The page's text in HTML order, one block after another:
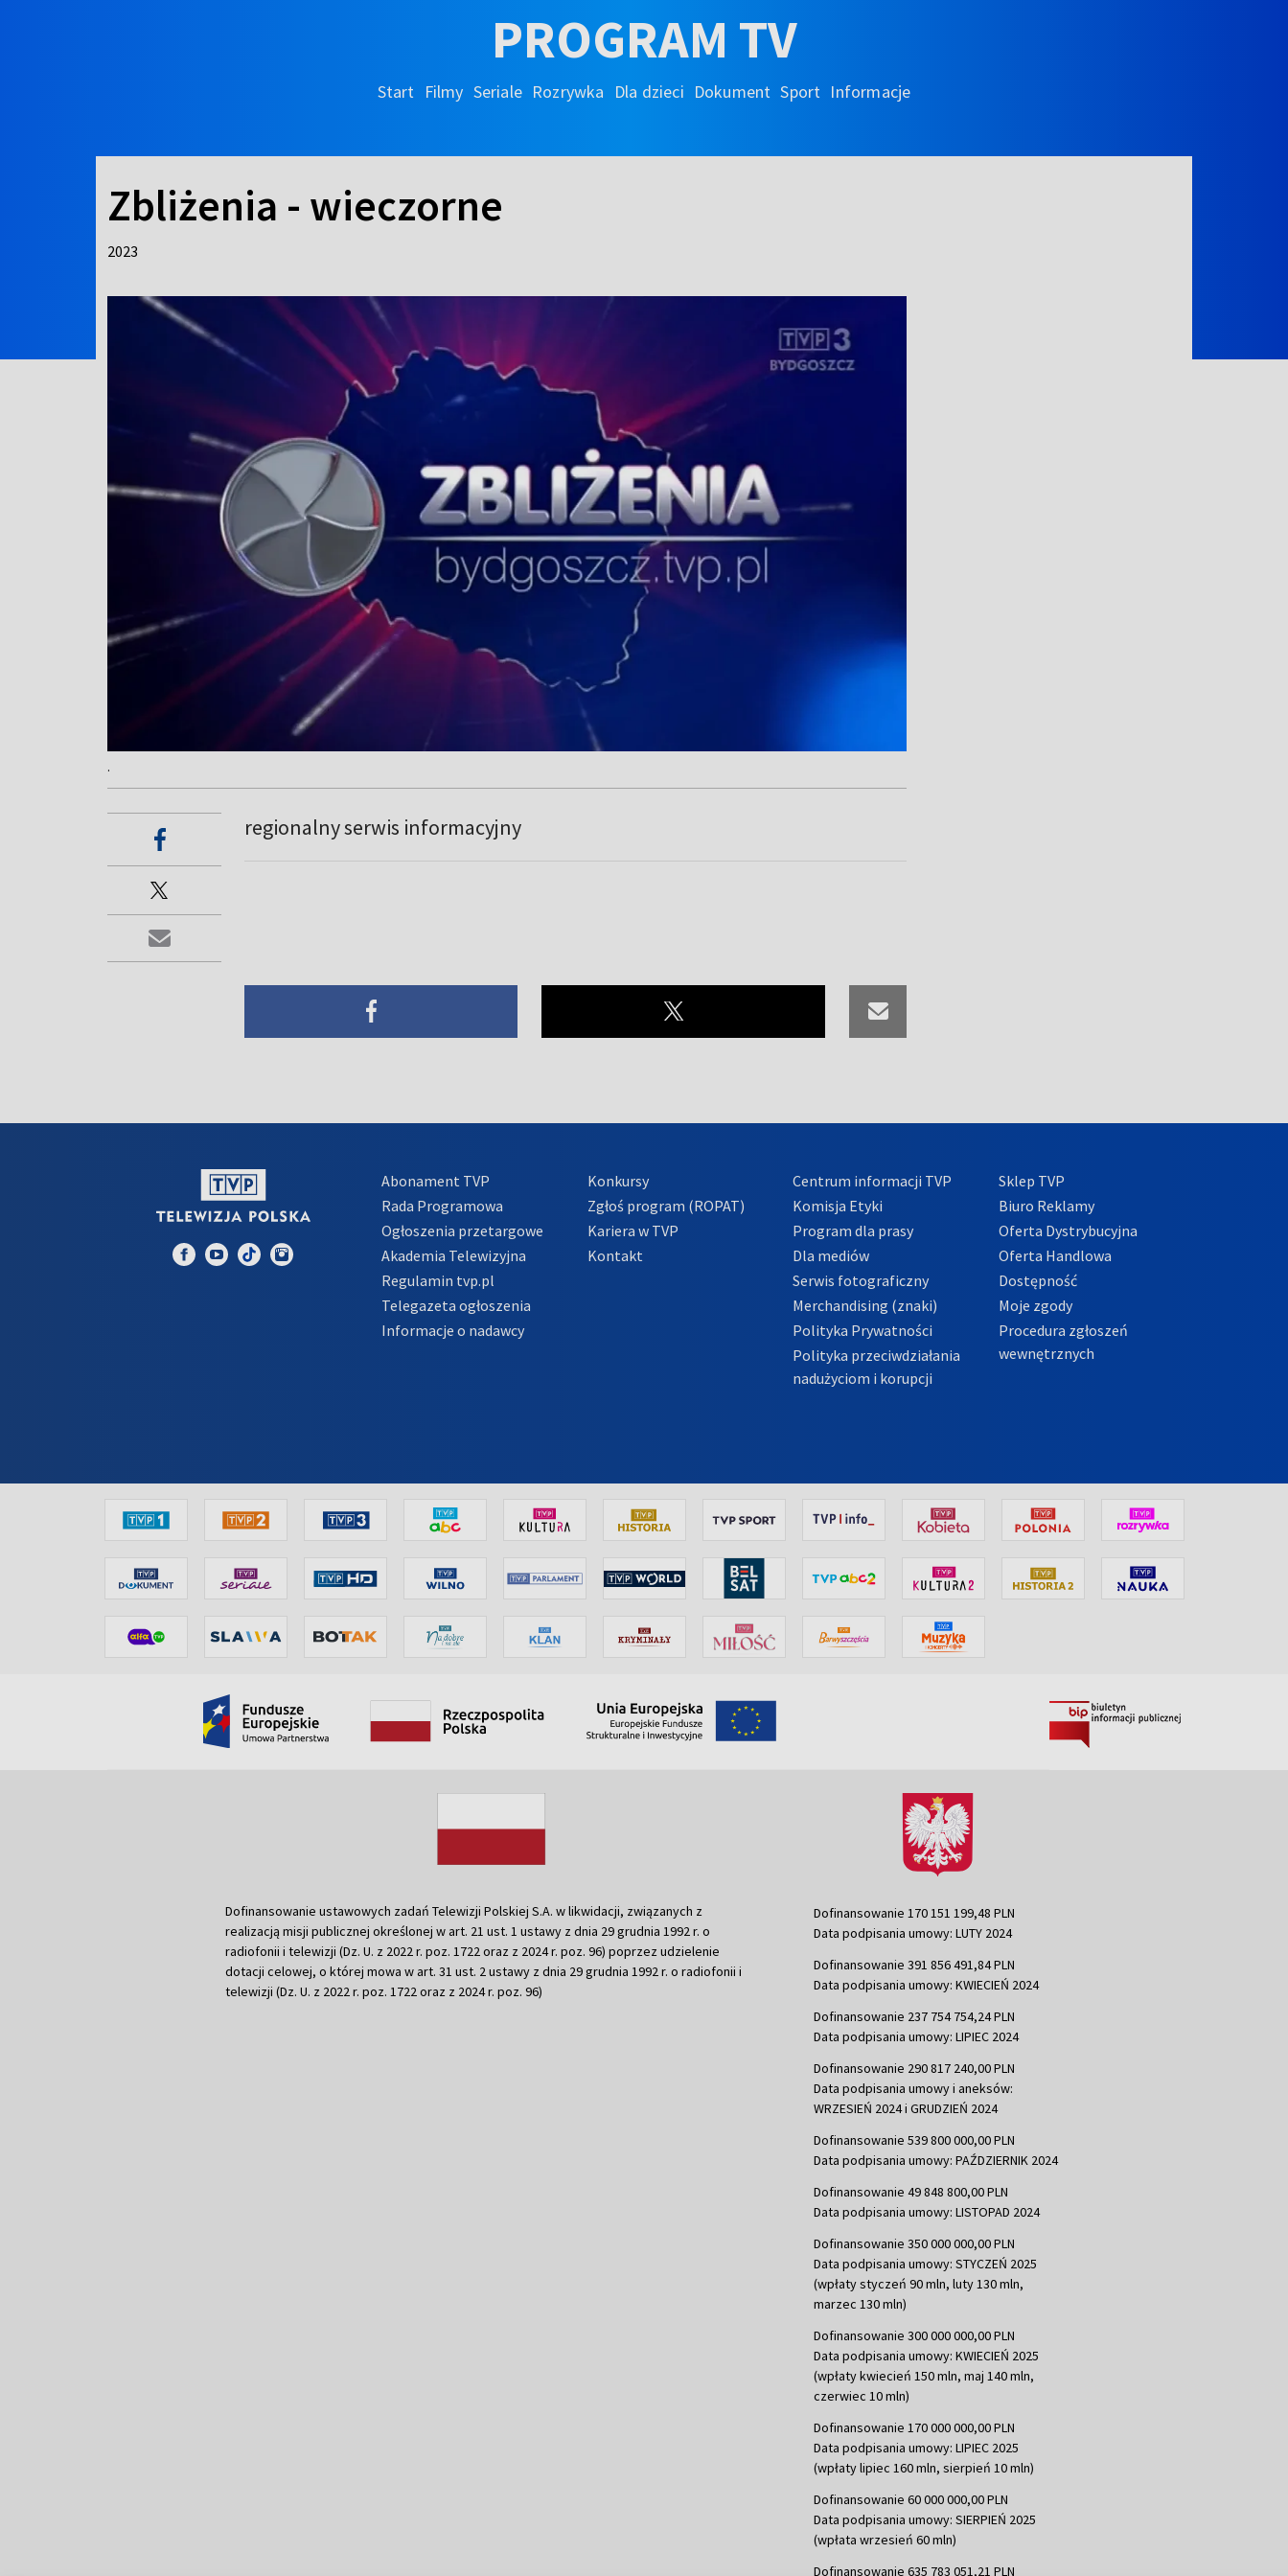
PROGRAM TV
Start Filmy Seriale Rozrywka Dla dzieci Dokument Sport Informacje
Zbliżenia - wieczorne
2023
.
regionalny serwis informacyjny
Abonament TVP
Rada Programowa
Ogłoszenia przetargowe
Akademia Telewizyjna
Regulamin tvp.pl
Telegazeta ogłoszenia
Informacje o nadawcy
Konkursy
Zgłoś program (ROPAT)
Kariera w TVP
Kontakt
Centrum informacji TVP
Komisja Etyki
Program dla prasy
Dla mediów
Serwis fotograficzny
Merchandising (znaki)
Polityka Prywatności
Polityka przeciwdziałania
nadużyciom i korupcji
Sklep TVP
Biuro Reklamy
Oferta Dystrybucyjna
Oferta Handlowa
Dostępność
Moje zgody
Procedura zgłoszeń
wewnętrznych
Dofinansowanie ustawowych zadań Telewizji Polskiej S.A. w likwidacji, związanych z
realizacją misji publicznej określonej w art. 21 ust. 1 ustawy z dnia 29 grudnia 1992 r. o
radiofonii i telewizji (Dz. U. z 2022 r. poz. 1722 oraz z 2024 r. poz. 96) poprzez udzielenie
dotacji celowej, o której mowa w art. 31 ust. 2 ustawy z dnia 29 grudnia 1992 r. o radiofonii i
telewizji (Dz. U. z 2022 r. poz. 1722 oraz z 2024 r. poz. 96)
Dofinansowanie 170 151 199,48 PLN
Data podpisania umowy: LUTY 2024
Dofinansowanie 391 856 491,84 PLN
Data podpisania umowy: KWIECIEŃ 2024
Dofinansowanie 237 754 754,24 PLN
Data podpisania umowy: LIPIEC 2024
Dofinansowanie 290 817 240,00 PLN
Data podpisania umowy i aneksów:
WRZESIEŃ 2024 i GRUDZIEŃ 2024
Dofinansowanie 539 800 000,00 PLN
Data podpisania umowy: PAŹDZIERNIK 2024
Dofinansowanie 49 848 800,00 PLN
Data podpisania umowy: LISTOPAD 2024
Dofinansowanie 350 000 000,00 PLN
Data podpisania umowy: STYCZEŃ 2025
(wpłaty styczeń 90 mln, luty 130 mln,
marzec 130 mln)
Dofinansowanie 300 000 000,00 PLN
Data podpisania umowy: KWIECIEŃ 2025
(wpłaty kwiecień 150 mln, maj 140 mln,
czerwiec 10 mln)
Dofinansowanie 170 000 000,00 PLN
Data podpisania umowy: LIPIEC 2025
(wpłaty lipiec 160 mln, sierpień 10 mln)
Dofinansowanie 60 000 000,00 PLN
Data podpisania umowy: SIERPIEŃ 2025
(wpłata wrzesień 60 mln)
Dofinansowanie 635 783 051,21 PLN